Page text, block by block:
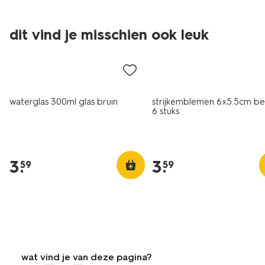
dit vind je misschien ook leuk
waterglas 300ml glas bruin
3.
59
nieuw
strijkemblemen 6x5.5cm
6 stuks
3.
59
wat vind je van deze pagina?